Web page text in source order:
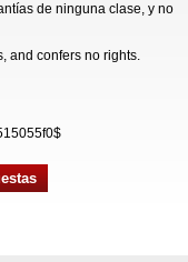
de ninguna clase, y no
and confers no rights.